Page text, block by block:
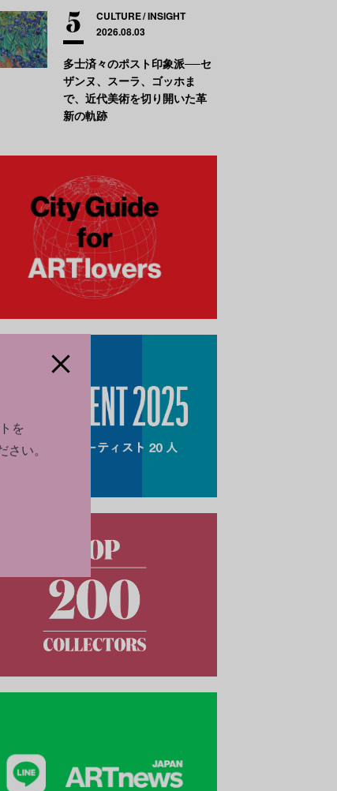
CULTURE INSIGHT
2026.08.03
多士済々のポスト印象派──セ
ザンヌ、スーラ、ゴッホま
で、近代美術を切り開いた革
新の軌跡
を
い。